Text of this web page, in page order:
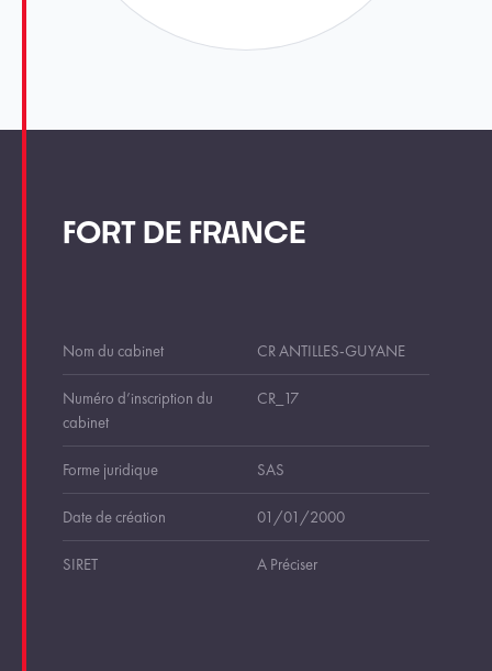
FORT DE FRANCE
Nom du cabinet CR ANTILLES-GUYANE
Numéro d’inscription du
cabinet
CR_17
Forme juridique SAS
Date de création 01/01/2000
SIRET A Préciser